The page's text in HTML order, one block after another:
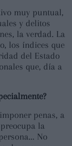
muy puntual,
y delitos
la verdad. La
los índices que
del Estado
que, día a
penas, a
la
No